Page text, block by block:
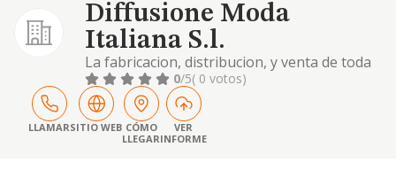
Diffusione Moda
Italiana S.l.
La fabricacion, distribucion, y venta de toda
clase de prendas de vestir, accesorios y
complementos, asi como de todo tipo de
complementos de decoracion del hogar
0/5( 0 votos)
LLAMARSITIO WEB CÓMO
LLEGAR
VER
INFORME